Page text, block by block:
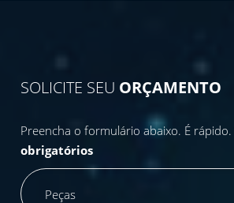
SOLICITE SEU ORÇAMENTO
Preencha o formulário abaixo. É rápido.
obrigatórios
Peças